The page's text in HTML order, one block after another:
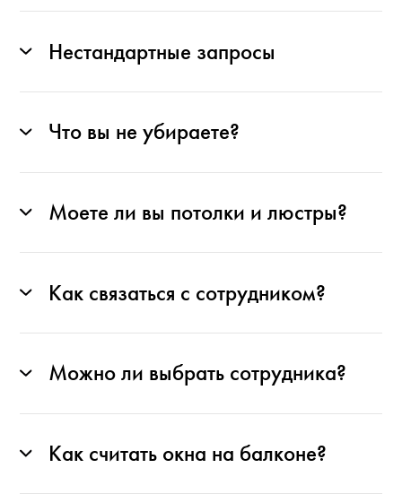
Нестандартные запросы
Что вы не убираете?
Моете ли вы потолки и люстры?
Как связаться с сотрудником?
Можно ли выбрать сотрудника?
Как считать окна на балконе?